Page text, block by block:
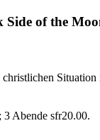
Side of the
Abende sfr20.00.